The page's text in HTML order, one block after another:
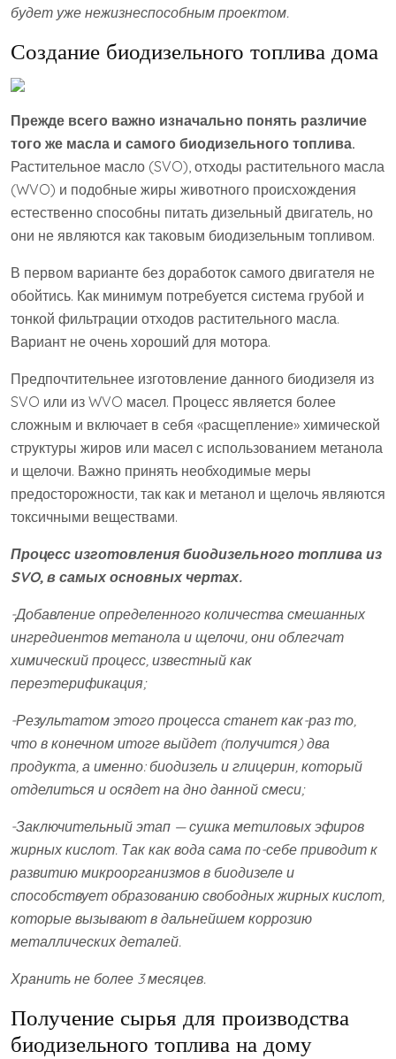
будет уже нежизнеспособным проектом.
Создание биодизельного топлива дома
Прежде всего важно изначально понять различие
того же масла и самого биодизельного топлива.
Растительное масло (SVO), отходы растительного масла
(WVO) и подобные жиры животного происхождения
естественно способны питать дизельный двигатель, но
они не являются как таковым биодизельным топливом.
В первом варианте без доработок самого двигателя не
обойтись. Как минимум потребуется система грубой и
тонкой фильтрации отходов растительного масла.
Вариант не очень хороший для мотора.
Предпочтительнее изготовление данного биодизеля из
SVO или из WVO масел. Процесс является более
сложным и включает в себя «расщепление» химической
структуры жиров или масел с использованием метанола
и щелочи. Важно принять необходимые меры
предосторожности, так как и метанол и щелочь являются
токсичными веществами.
Процесс изготовления биодизельного топлива из
SVO, в самых основных чертах.
-Добавление определенного количества смешанных
ингредиентов метанола и щелочи, они облегчат
химический процесс, известный как
переэтерификация;
-Результатом этого процесса станет как-раз то,
что в конечном итоге выйдет (получится) два
продукта, а именно: биодизель и глицерин, который
отделиться и осядет на дно данной смеси;
-Заключительный этап — сушка метиловых эфиров
жирных кислот. Так как вода сама по-себе приводит к
развитию микроорганизмов в биодизеле и
способствует образованию свободных жирных кислот,
которые вызывают в дальнейшем коррозию
металлических деталей.
Хранить не более 3 месяцев.
Получение сырья для производства
биодизельного топлива на дому